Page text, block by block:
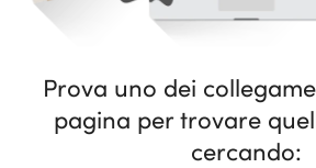
Prova uno dei
pagina per trovare
cercando: